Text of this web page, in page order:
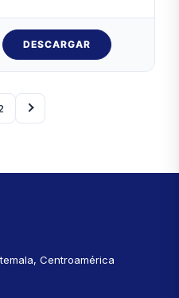
DESCARGAR
Centroamérica